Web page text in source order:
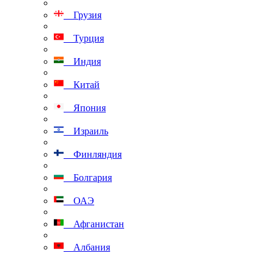
Грузия
Турция
Индия
Китай
Япония
Израиль
Финляндия
Болгария
ОАЭ
Афганистан
Албания